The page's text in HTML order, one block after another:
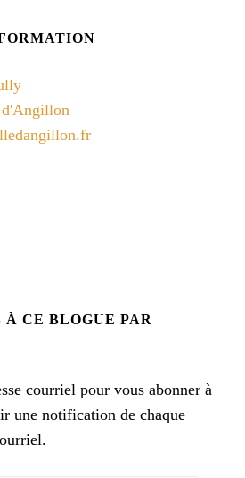
d'Angillon
À CE BLOGUE PAR
courriel pour vous abonner à
une notification de chaque